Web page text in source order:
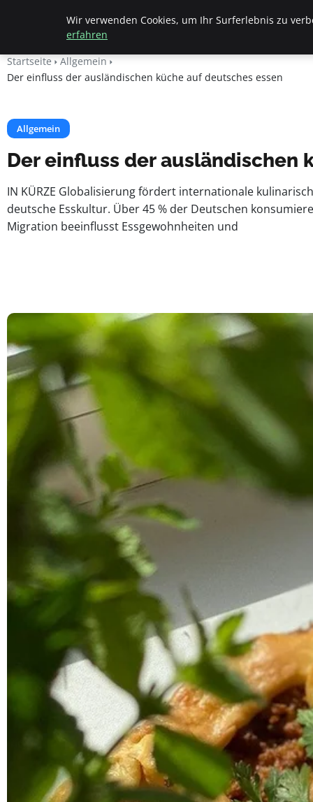
Beyond Surface
Startseite
Allgemein
Der einfluss der ausländischen küche auf deutsches essen
Allgemein
Der einfluss der ausländischen
IN KÜRZE Globalisierung fördert internationale
deutsche Esskultur. Über 45 % der Deutschen
Migration beeinflusst Essgewohnheiten und
Wir verwenden Cookies, um Ihr Surferlebnis zu
erfahren